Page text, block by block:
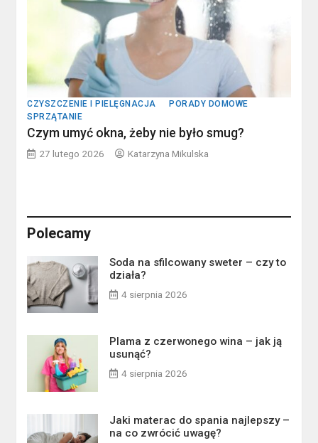
CZYSZCZENIE I PIELĘGNACJA
PORADY DOMOWE
SPRZĄTANIE
Czym umyć okna, żeby nie było smug?
27 lutego 2026 Katarzyna Mikulska
Polecamy
Soda na sfilcowany sweter – czy to
działa?
4 sierpnia 2026
Plama z czerwonego wina – jak ją
usunąć?
4 sierpnia 2026
Jaki materac do spania najlepszy –
na co zwrócić uwagę?